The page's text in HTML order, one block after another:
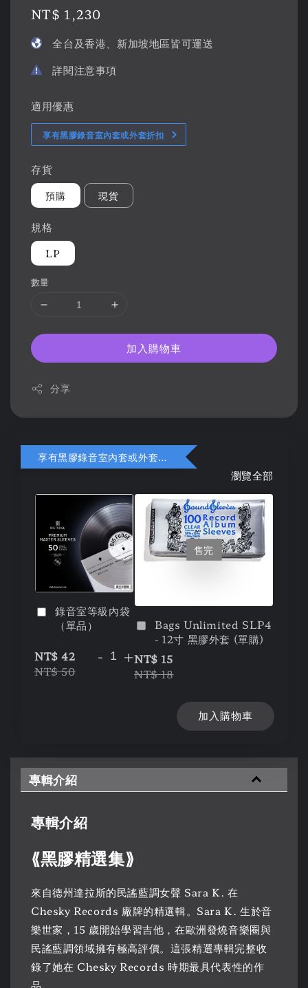
Regular
NT$ 1,230
全台及香港、新加坡地區皆可運送
詳閱注意事項
適用優惠
享有黑膠錄音室內套或外套折扣
存貨
預購 現貨
規格
LP
數量
加入購物車
分享
享有黑膠錄音室內套或外套折扣
瀏覽全部
錄音室等級內袋
（單品）
NT$ 42
NT$ 50
- +
售完
Bags Unlimited SLP4
- 12寸 黑膠外套 (單購)
NT$ 15
NT$ 18
加入購物車
專輯介紹
專輯介紹
⟪黑膠精選集⟫
來自德州達拉斯的民謠藍調女聲 Sara K. 在
Chesky Records 廠牌的精選輯。Sara K. 生於音
樂世家，15 歲開始學習吉他，在歐洲發燒音樂圈與
民謠藍調領域擁有極高評價。這張精選專輯完整收
錄了她在 Chesky Records 時期最具代表性的作
品。